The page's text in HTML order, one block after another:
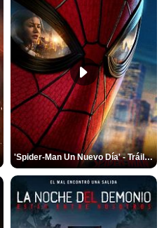
'Spider-Man Un Nuevo Día' - Tráiler oficial subtitulado